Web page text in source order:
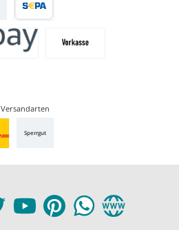
Versandarten
Sperrgut